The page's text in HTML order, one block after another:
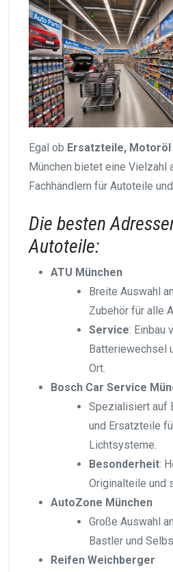
Egal ob Ersatzteile,
München bietet eine Vielzahl
Fachhändlern für Autoteile
Die besten
Autoteile:
ATU München
Breite Auswahl
Zubehör für alle
Service: Einbau
Batteriewechsel
Ort.
Bosch Car Service
Spezialisiert auf
und Ersatzteile
Lichtsysteme.
Besonderheit:
Originalteile und
AutoZone München
Große Auswahl an
Bastler und
Reifen Weichberger